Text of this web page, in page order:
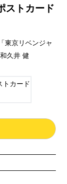
トカード
京リベンジャ
久井 健